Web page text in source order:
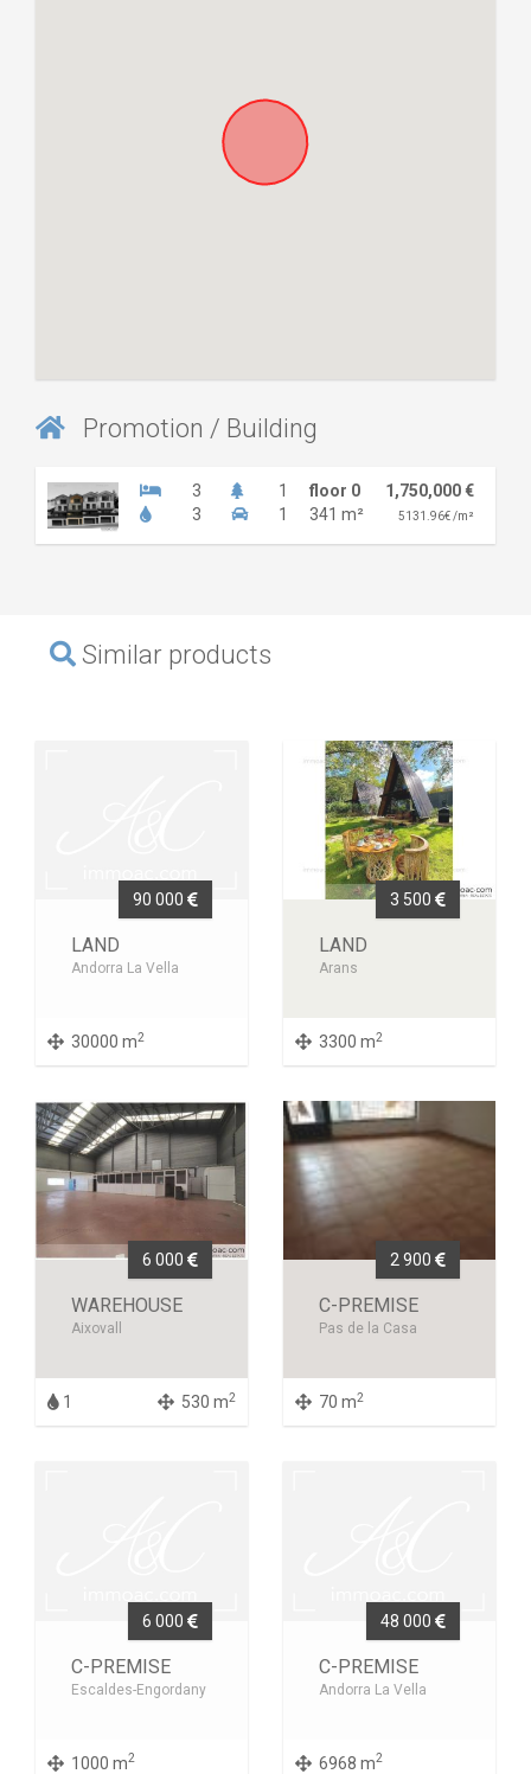
Promotion / Building
3
3
1
1
floor 0
341 m²
1,750,000 €
5131.96€ /m²
Similar products
90 000
LAND
Andorra La Vella
30000 m2
3 500
LAND
Arans
3300 m2
6 000
WAREHOUSE
Aixovall
1 530 m2
2 900
C-PREMISE
Pas de la Casa
70 m2
6 000
C-PREMISE
Escaldes-Engordany
1000 m2
48 000
C-PREMISE
Andorra La Vella
6968 m2